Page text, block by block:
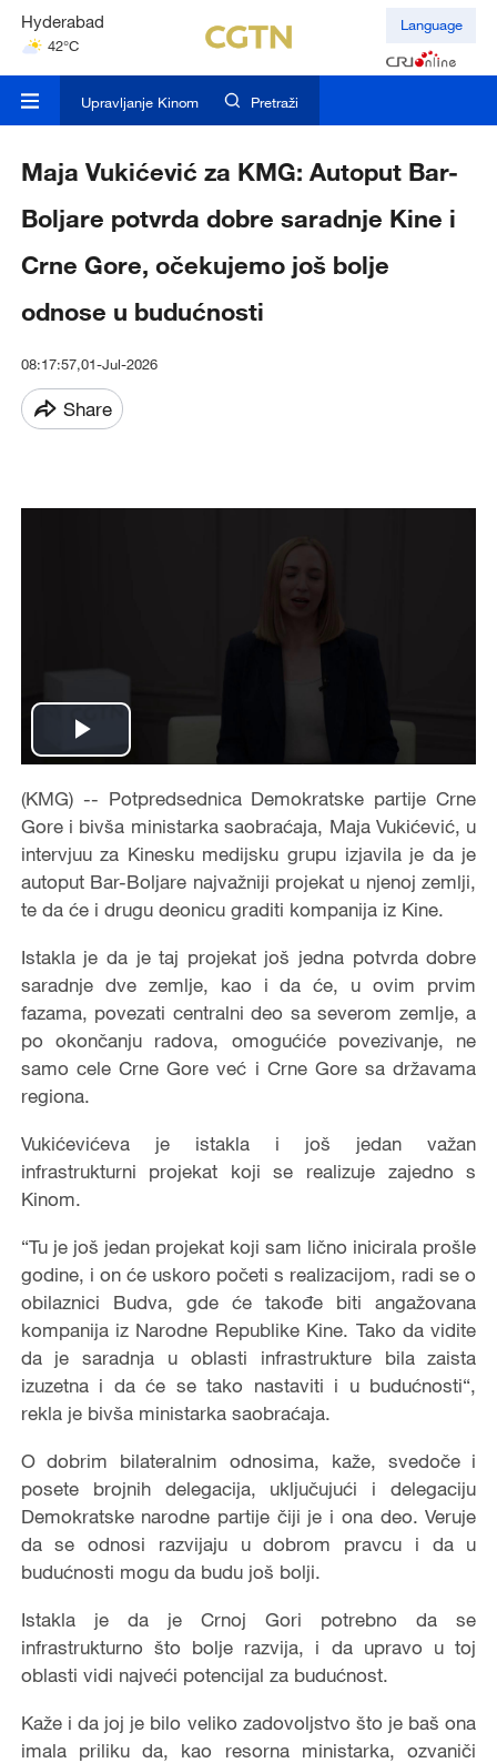
Hyderabad
42°C
Mumbai
Language
Upravljanje Kinom Pretraži
Maja Vukićević za KMG: Autoput Bar-
Boljare potvrda dobre saradnje Kine i
Crne Gore, očekujemo još bolje
odnose u budućnosti
08:17:57,01-Jul-2026
Share
Play
Video
(KMG) -- Potpredsednica Demokratske partije Crne
Gore i bivša ministarka saobraćaja, Maja Vukićević, u
intervjuu za Kinesku medijsku grupu izjavila je da je
autoput Bar-Boljare najvažniji projekat u njenoj zemlji,
te da će i drugu deonicu graditi kompanija iz Kine.
Istakla je da je taj projekat još jedna potvrda dobre
saradnje dve zemlje, kao i da će, u ovim prvim
fazama, povezati centralni deo sa severom zemlje, a
po okončanju radova, omogućiće povezivanje, ne
samo cele Crne Gore već i Crne Gore sa državama
regiona.
Vukićevićeva je istakla i još jedan važan
infrastrukturni projekat koji se realizuje zajedno s
Kinom.
“Tu je još jedan projekat koji sam lično inicirala prošle
godine, i on će uskoro početi s realizacijom, radi se o
obilaznici Budva, gde će takođe biti angažovana
kompanija iz Narodne Republike Kine. Tako da vidite
da je saradnja u oblasti infrastrukture bila zaista
izuzetna i da će se tako nastaviti i u budućnosti“,
rekla je bivša ministarka saobraćaja.
O dobrim bilateralnim odnosima, kaže, svedoče i
posete brojnih delegacija, uključujući i delegaciju
Demokratske narodne partije čiji je i ona deo. Veruje
da se odnosi razvijaju u dobrom pravcu i da u
budućnosti mogu da budu još bolji.
Istakla je da je Crnoj Gori potrebno da se
infrastrukturno što bolje razvija, i da upravo u toj
oblasti vidi najveći potencijal za budućnost.
Kaže i da joj je bilo veliko zadovoljstvo što je baš ona
imala priliku da, kao resorna ministarka, ozvaniči